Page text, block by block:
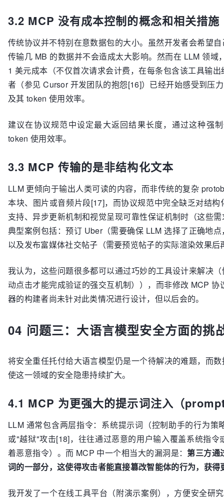
3.2 MCP 没有成本控制的概念和相关措施
传统协议并不特别在意数据包的大小。虽然开发者会希望
传输几 MB 的数据并不会造成太大影响。然而在 LLM 领
1 美元成本（不仅首次请求会计费，在每条包含该工具输
者（参见 Cursor 开发团队的抱怨[16]）已经开始感受到压
及其 token 使用效率。
建议在协议规范中设定最大返回结果长度，通过这种强
token 使用效率。
3.3 MCP 传输的是非结构化文本
LLM 更倾向于输出人类可读的内容，而非传统的复杂
本块、图片或音频片段[17]，而协议规范中完全缺乏对结
支持、异步更新机制和视觉呈现可靠性保证机制时（这些
典型案例包括：预订 Uber（需要确保 LLM 选择了正确地
以及发布富媒体社交帖子（需要预览帖子的实际渲染效果后
我认为，这些问题很多都可以通过巧妙的工具设计来解决
动点击才能完成验证的强交互机制）），而非修改 MCP
器的构建者尚未针对此类情况进行设计，但以后会的。
04 问题三：大语言模型安全方面的挑
将安全重任托付给大语言模型仍是一个待解决的难题，而
使这一领域的安全隐患持续扩大。
4.1 MCP 为更强大的提示词注入（
LLM 通常包含两层指令：系统提示词（控制助手的行为
或"越狱"攻击[18]，往往通过恶意的用户输入覆盖系统指
着恶意指令）。而 MCP 中一个相当大的漏洞是：第三方通
词的一部分，这使得攻击者能直接篡改智能体的行为，获得
我开发了一个在线工具平台（附演示案例），方便安全研